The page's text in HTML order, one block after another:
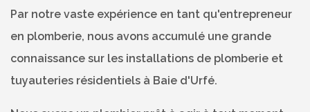
Par notre vaste expérience en tant qu'entrepreneur
en plomberie, nous avons accumulé une grande
connaissance sur les installations de plomberie et
tuyauteries résidentiels à Baie d'Urfé.